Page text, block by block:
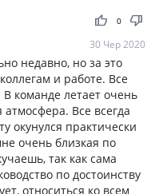
thumb_up thumb_down
0
30 Чер 2020
недавно, но за это
и работе. Все
команде летает очень
Все всегда
окунулся практически
очень близкая по
так как сама
по достоинству
относиться ко всем